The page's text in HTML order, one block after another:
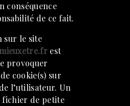
conséquence
de ce fait.
sur le site
est
provoquer
cookie(s) sur
l’utilisateur. Un
fichier de petite